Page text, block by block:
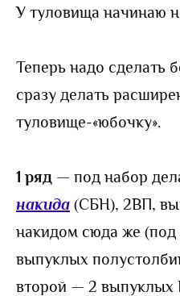
У туловища начинаю
Теперь надо сделать
сразу делать
туловище-«юбочку».
1 ряд — под набор
накида (СБН), 2ВП,
накидом сюда же
выпуклых
второй — 2